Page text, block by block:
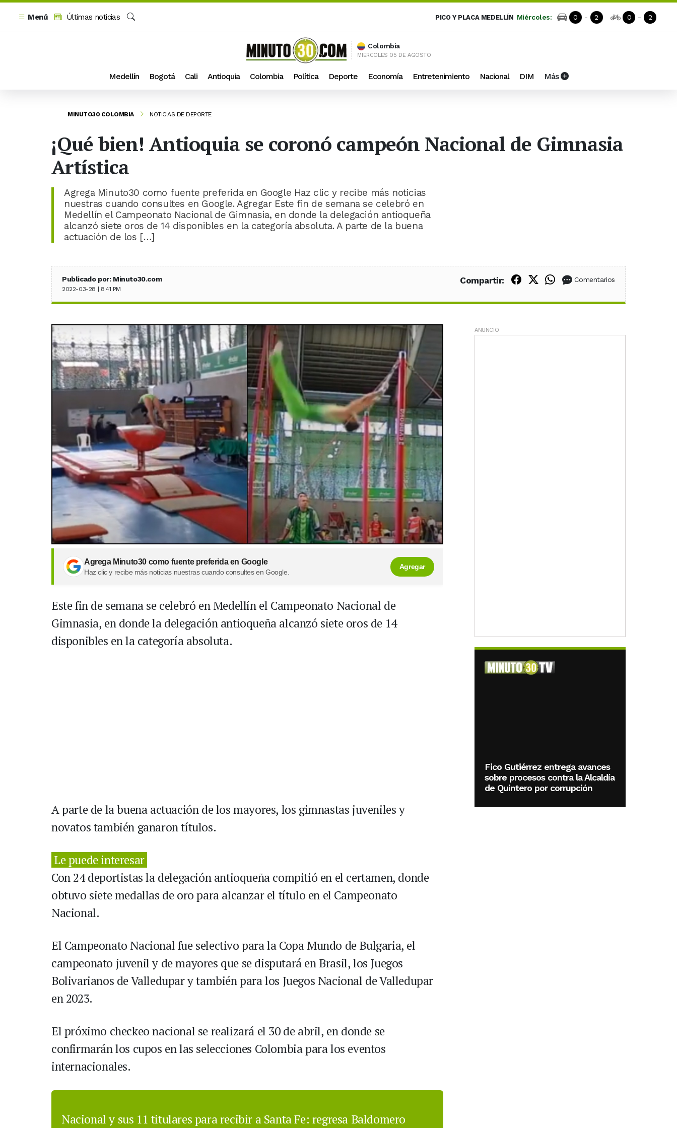
Menú
Últimas noticias
PICO Y PLACA MEDELLÍN Miércoles: 0 - 2 0 - 2
Colombia
MIERCOLES 05 DE AGOSTO
Medellín Bogotá Cali Antioquia Colombia Política Deporte Economía Entretenimiento Nacional DIM Más
MINUTO30 COLOMBIA NOTICIAS DE DEPORTE
¡Qué bien! Antioquia se coronó campeón Nacional de Gimnasia
Artística
Agrega Minuto30 como fuente preferida en Google Haz clic y recibe más noticias
nuestras cuando consultes en Google. Agregar Este fin de semana se celebró en
Medellín el Campeonato Nacional de Gimnasia, en donde la delegación antioqueña
alcanzó siete oros de 14 disponibles en la categoría absoluta. A parte de la buena
actuación de los […]
Publicado por: Minuto30.com
2022-03-28 | 8:41 PM
Compartir: Compartir en Facebook
Compartir en X (Twitter)
Compartir en WhatsApp
Comentarios
Agrega Minuto30 como fuente preferida en Google
Haz clic y recibe más noticias nuestras cuando consultes en Google.
Agregar
Este fin de semana se celebró en Medellín el Campeonato Nacional de
Gimnasia, en donde la delegación antioqueña alcanzó siete oros de 14
disponibles en la categoría absoluta.
A parte de la buena actuación de los mayores, los gimnastas juveniles y
novatos también ganaron títulos.
Le puede interesar
Con 24 deportistas la delegación antioqueña compitió en el certamen, donde
obtuvo siete medallas de oro para alcanzar el título en el Campeonato
Nacional.
El Campeonato Nacional fue selectivo para la Copa Mundo de Bulgaria, el
campeonato juvenil y de mayores que se disputará en Brasil, los Juegos
Bolivarianos de Valledupar y también para los Juegos Nacional de Valledupar
en 2023.
El próximo checkeo nacional se realizará el 30 de abril, en donde se
confirmarán los cupos en las selecciones Colombia para los eventos
internacionales.
Nacional y sus 11 titulares para recibir a Santa Fe: regresa Baldomero
ANUNCIO
Fico Gutiérrez entrega avances
sobre procesos contra la Alcaldía
de Quintero por corrupción